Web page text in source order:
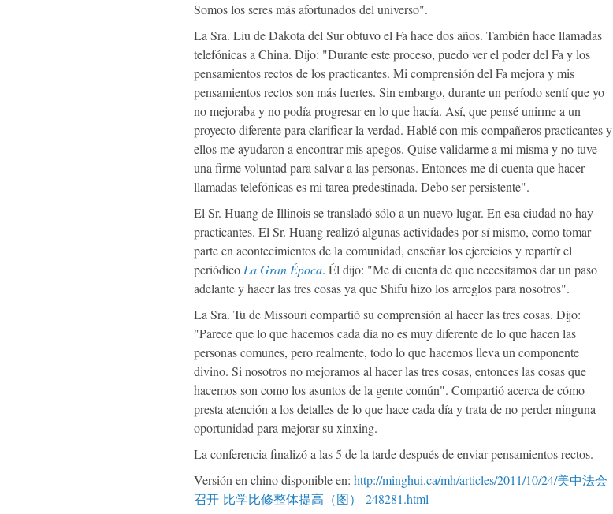
Somos los seres más afortunados del universo".
La Sra. Liu de Dakota del Sur obtuvo el Fa hace dos años. También hace llamadas
telefónicas a China. Dijo: "Durante este proceso, puedo ver el poder del Fa y los
pensamientos rectos de los practicantes. Mi comprensión del Fa mejora y mis
pensamientos rectos son más fuertes. Sin embargo, durante un período sentí que yo
no mejoraba y no podía progresar en lo que hacía. Así, que pensé unirme a un
proyecto diferente para clarificar la verdad. Hablé con mis compañeros practicantes y
ellos me ayudaron a encontrar mis apegos. Quise validarme a mi misma y no tuve
una firme voluntad para salvar a las personas. Entonces me di cuenta que hacer
llamadas telefónicas es mi tarea predestinada. Debo ser persistente".
El Sr. Huang de Illinois se transladó sólo a un nuevo lugar. En esa ciudad no hay
practicantes. El Sr. Huang realizó algunas actividades por sí mismo, como tomar
parte en acontecimientos de la comunidad, enseñar los ejercicios y repartír el
periódico La Gran Época. Él dijo: "Me di cuenta de que necesitamos dar un paso
adelante y hacer las tres cosas ya que Shifu hizo los arreglos para nosotros".
La Sra. Tu de Missouri compartió su comprensión al hacer las tres cosas. Dijo:
"Parece que lo que hacemos cada día no es muy diferente de lo que hacen las
personas comunes, pero realmente, todo lo que hacemos lleva un componente
divino. Si nosotros no mejoramos al hacer las tres cosas, entonces las cosas que
hacemos son como los asuntos de la gente común". Compartió acerca de cómo
presta atención a los detalles de lo que hace cada día y trata de no perder ninguna
oportunidad para mejorar su xinxing.
La conferencia finalizó a las 5 de la tarde después de enviar pensamientos rectos.
Versión en chino disponible en: http://minghui.ca/mh/articles/2011/10/24/美中法会
召开-比学比修整体提高（图）-248281.html